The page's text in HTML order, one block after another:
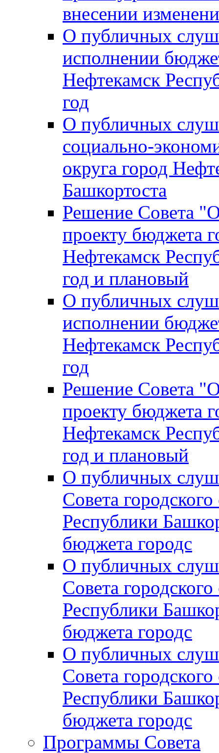
внесении
О публичных
исполнении
Нефтекамск
год
О публичных
социально-
округа город
Башкортоста
Решение Совета
проекту бюджета
Нефтекамск
год и плановый
О публичных
исполнении
Нефтекамск
год
Решение Совета
проекту бюджета
Нефтекамск
год и плановый
О публичных
Совета
Республики
бюджета городс
О публичных
Совета
Республики
бюджета городс
О публичных
Совета
Республики
бюджета городс
Программы Совета